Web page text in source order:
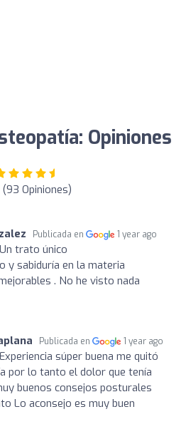
Opiniones
Opiniones)
Publicada en 1 year ago
Un trato único
y sabiduría en la materia
. No he visto nada
Publicada en 1 year ago
Experiencia súper buena me quitó
por lo tanto el dolor que tenía
buenos consejos posturales
Lo aconsejo es muy buen